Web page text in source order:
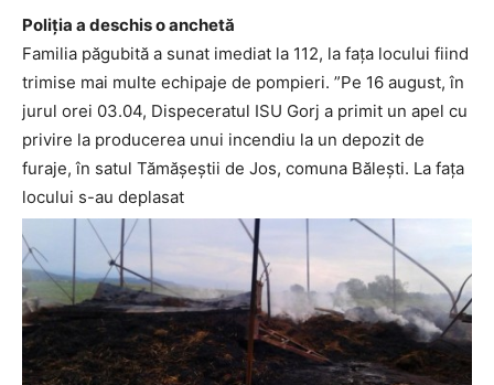
Poliția a deschis o anchetă
Familia păgubită a sunat imediat la 112, la fața locului fiind
trimise mai multe echipaje de pompieri. ”Pe 16 august, în
jurul orei 03.04, Dispeceratul ISU Gorj a primit un apel cu
privire la producerea unui incendiu la un depozit de
furaje, în satul Tămășeștii de Jos, comuna Bălești. La fața
locului s-au deplasat